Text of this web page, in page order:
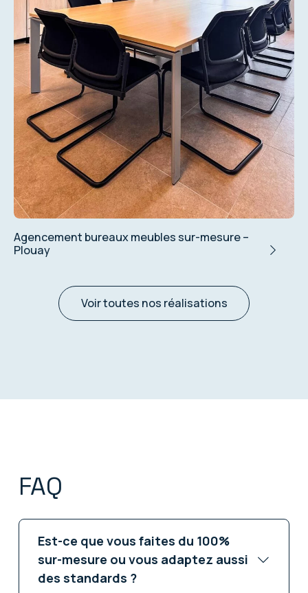
Maison des Viviers – Bibliothèques sur-
mesure
Voir toutes nos réalisations
FAQ
Est-ce que vous faites du 100%
sur-mesure ou vous adaptez aussi
des standards ?